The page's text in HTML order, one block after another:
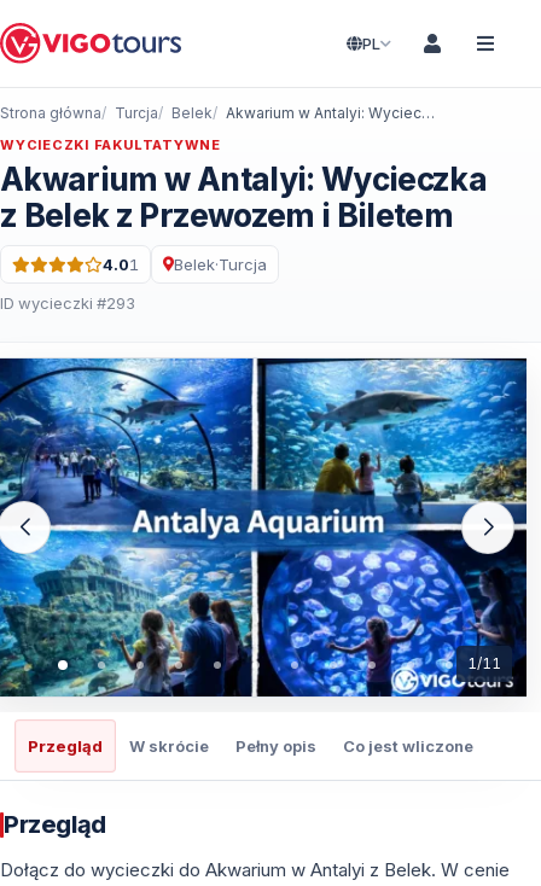
PL
Strona główna Turcja Belek Akwarium w Antalyi: Wycieczka z Belek z Przewozem i Biletem
WYCIECZKI FAKULTATYWNE
Akwarium w Antalyi: Wycieczka
z Belek z Przewozem i Biletem
Ocena: 4.0 na 5 · 1 Recenzje
4.01 Belek·Turcja
ID wycieczki #293
1/11
Przegląd W skrócie Pełny opis Co jest wliczone
Przegląd
Dołącz do wycieczki do Akwarium w Antalyi z Belek. W cenie